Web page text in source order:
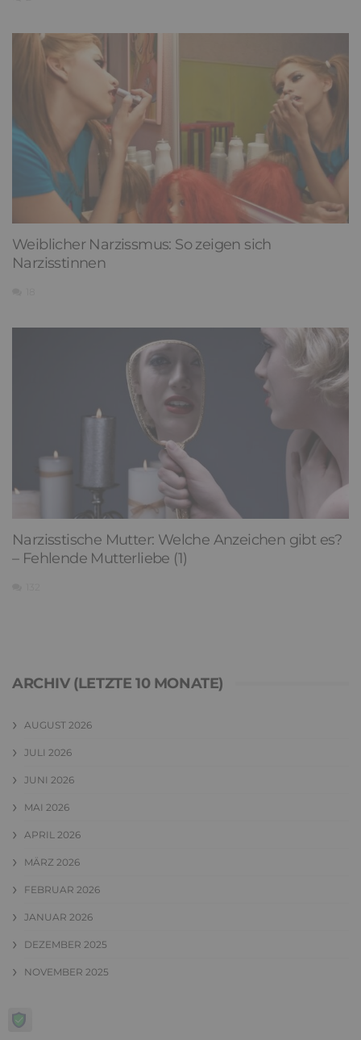
Weiblicher Narzissmus: So zeigen sich
Narzisstinnen
Narzisstische Mutter: Welche Anzeichen gibt es?
– Fehlende Mutterliebe (1)
ARCHIV (LETZTE 10 MONATE)
AUGUST 2026
JULI 2026
JUNI 2026
MAI 2026
APRIL 2026
MÄRZ 2026
FEBRUAR 2026
JANUAR 2026
DEZEMBER 2025
NOVEMBER 2025